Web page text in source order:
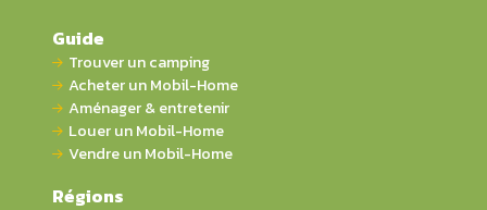
Guide
Trouver un camping
Acheter un Mobil-Home
Aménager & entretenir
Louer un Mobil-Home
Vendre un Mobil-Home
Régions